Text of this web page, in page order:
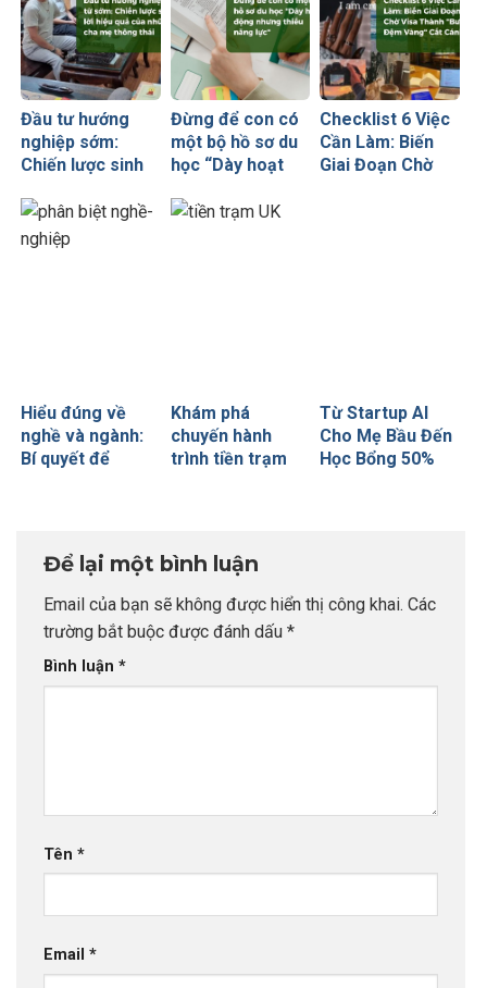
Đầu tư hướng
nghiệp sớm:
Chiến lược sinh
của những cha
mẹ thông thái
Đừng để con có
một bộ hồ sơ du
học “Dày hoạt
thiếu năng lực”
Checklist 6 Việc
Cần Làm: Biến
Giai Đoạn Chờ
Hiểu đúng về
nghề và ngành:
Bí quyết để
Khám phá
chuyến hành
trình tiền trạm
Từ Startup AI
Cho Mẹ Bầu Đến
Học Bổng 50%
Để lại một bình luận
Email của bạn sẽ không được hiển thị công khai. Các
trường bắt buộc được đánh dấu *
Bình luận *
Tên *
Email *